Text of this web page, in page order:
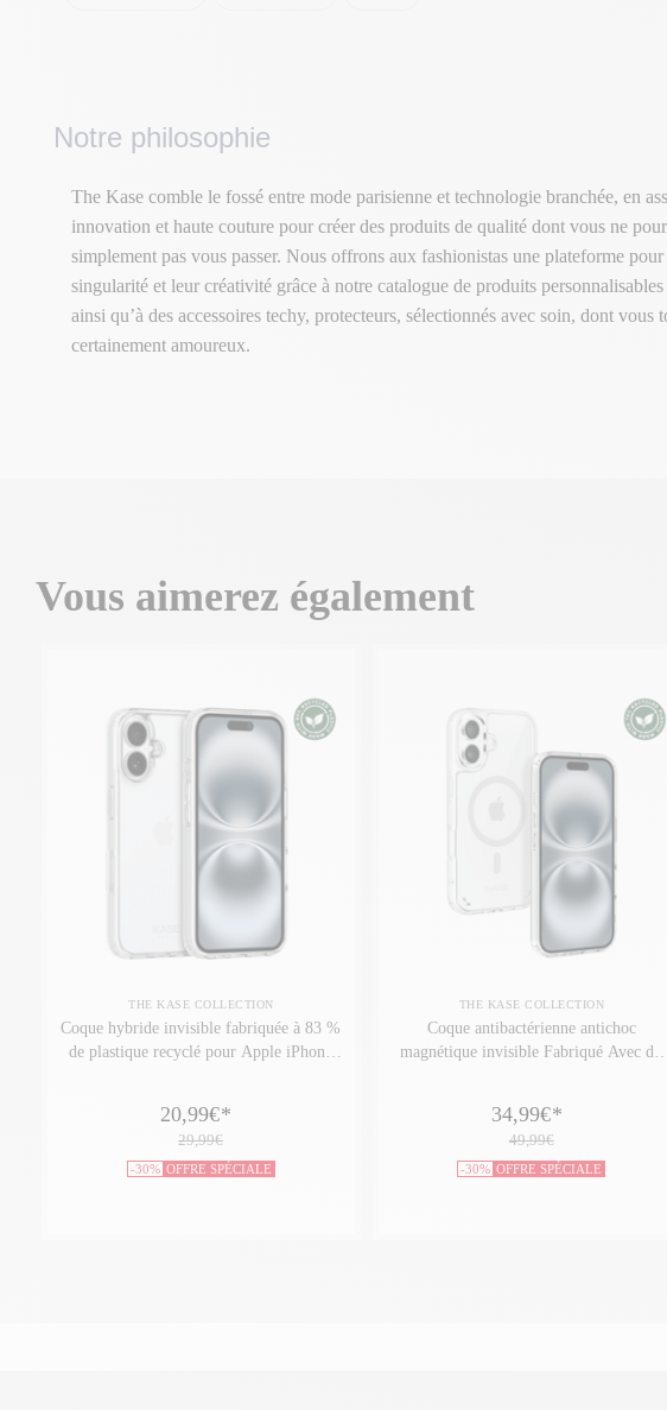
Notre philosophie
The Kase comble le fossé entre mode parisienne et technologie branchée, en
innovation et haute couture pour créer des produits de qualité dont vous ne
simplement pas vous passer. Nous offrons aux fashionistas une plateforme
singularité et leur créativité grâce à notre catalogue de produits
ainsi qu’à des accessoires techy, protecteurs, sélectionnés avec soin, dont vous
certainement amoureux.
Vous aimerez également
THE KASE COLLECTION
Coque hybride invisible fabriquée à 83 %
de plastique recyclé pour Apple iPhone
20,99€*
29,99€
-30% OFFRE SPÉCIALE
THE KASE COLLECTION
Coque antibactérienne antichoc
magnétique invisible Fabriqué Avec du
34,99€*
49,99€
-30% OFFRE SPÉCIALE